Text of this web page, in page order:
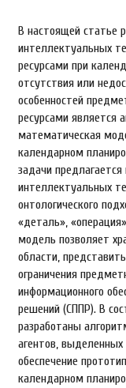
В настоящей статье
интеллектуальных
ресурсами при
отсутствия или
особенностей
ресурсами является
математическая
календарном
задачи
интеллектуальных
онтологического
«деталь»,
модель позволяет
области,
ограничения
информационного
решений (СППР). В
разработаны
агентов,
обеспечение
календарном